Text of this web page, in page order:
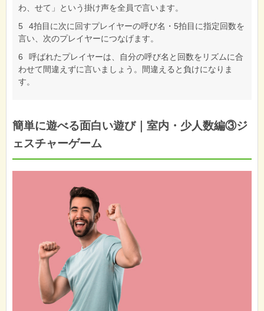
わ、せて」という掛け声を全員で言います。
5
4拍目に次に回すプレイヤーの呼び名・5拍目に指定回数を
言い、次のプレイヤーにつなげます。
6
呼ばれたプレイヤーは、自分の呼び名と回数をリズムに合
わせて間違えずに言いましょう。間違えると負けになりま
す。
簡単に遊べる面白い遊び｜室内・少人数編③ジ
ェスチャーゲーム